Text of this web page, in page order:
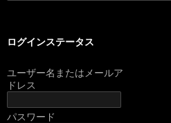
ログインステータス
ユーザー名またはメールア
ドレス
パスワード